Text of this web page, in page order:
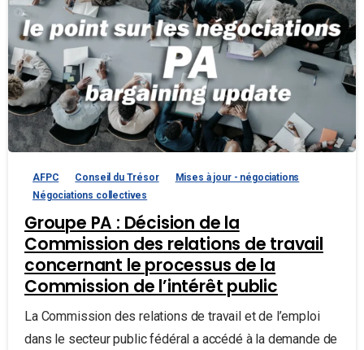
AFPC Conseil du Trésor
Mises à jour - négociations
Négociations collectives
Groupe PA : Décision de la
Commission des relations de travail
concernant le processus de la
Commission de l’intérêt public
La Commission des relations de travail et de l’emploi
dans le secteur public fédéral a accédé à la demande de